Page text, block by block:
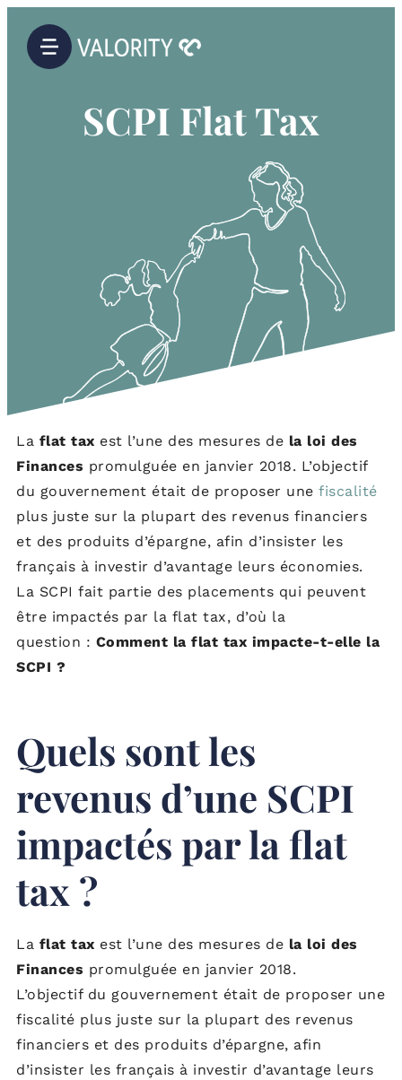
SCPI Flat Tax
La flat tax est l’une des mesures de la loi des
Finances promulguée en janvier 2018. L’objectif
du gouvernement était de proposer une fiscalité
plus juste sur la plupart des revenus financiers
et des produits d’épargne, afin d’insister les
français à investir d’avantage leurs économies.
La SCPI fait partie des placements qui peuvent
être impactés par la flat tax, d’où la
question : Comment la flat tax impacte-t-elle la
SCPI ?
Quels sont les
revenus d’une SCPI
impactés par la flat
tax ?
La flat tax est l’une des mesures de la loi des
Finances promulguée en janvier 2018.
L’objectif du gouvernement était de proposer une
fiscalité plus juste sur la plupart des revenus
financiers et des produits d’épargne, afin
d’insister les français à investir d’avantage leurs